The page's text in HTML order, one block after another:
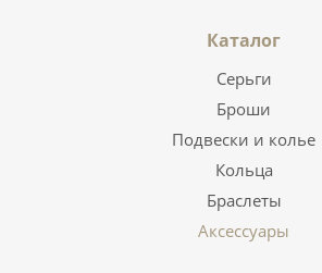
Каталог
Серьги
Броши
Подвески и колье
Кольца
Браслеты
Аксессуары